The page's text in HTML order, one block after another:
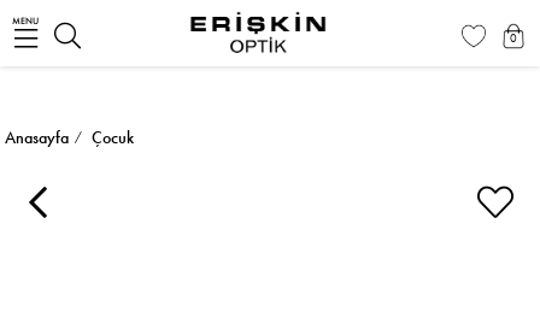
MENU
0
Anasayfa Çocuk